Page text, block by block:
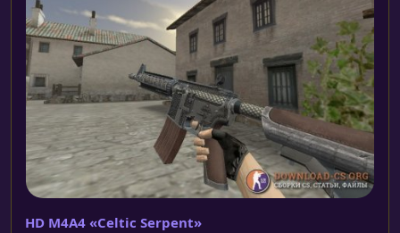
HD M4A4 «Celtic Serpent»